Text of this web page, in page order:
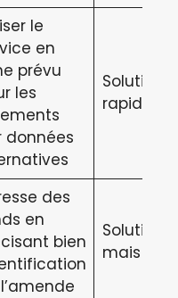
le
en
prévu
les
données
Solution
rapide
des
en
bien
Solution
mais